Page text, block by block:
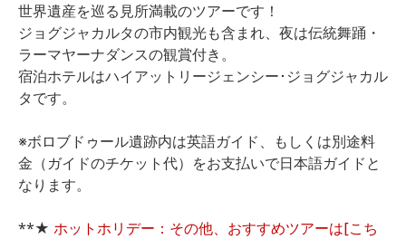
世界遺産を巡る見所満載のツアーです！
ジョグジャカルタの市内観光も含まれ、夜は伝統舞踊・
ラーマヤーナダンスの観賞付き。
宿泊ホテルはハイアットリージェンシー･ジョグジャカル
タです。
※ボロブドゥール遺跡内は英語ガイド、もしくは別途料
金（ガイドのチケット代）をお支払いで日本語ガイドと
なります。
**★ ホットホリデー：その他、おすすめツアーは[こち